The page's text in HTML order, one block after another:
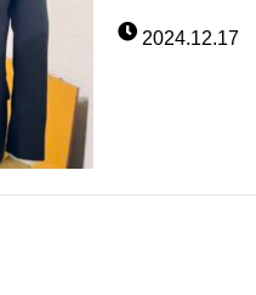
2024.12.17